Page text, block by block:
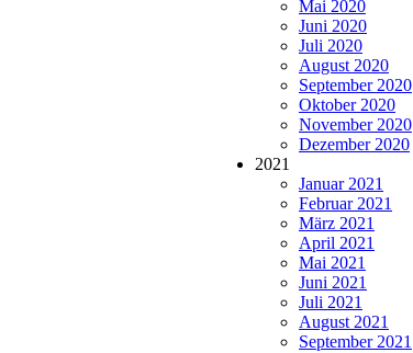
Mai 2020
Juni 2020
Juli 2020
August 2020
September 2020
Oktober 2020
November 2020
Dezember 2020
2021
Januar 2021
Februar 2021
März 2021
April 2021
Mai 2021
Juni 2021
Juli 2021
August 2021
September 2021